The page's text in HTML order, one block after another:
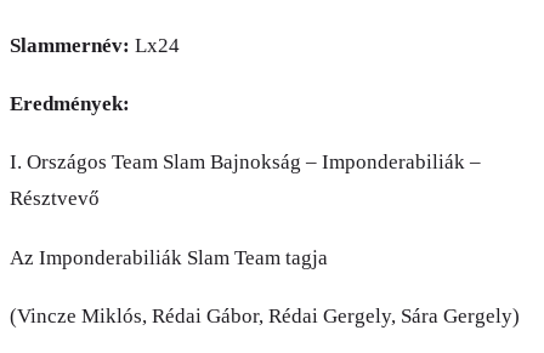
Slammernév: Lx24
Eredmények:
I. Országos Team Slam Bajnokság – Imponderabiliák –
Résztvevő
Az Imponderabiliák Slam Team tagja
(Vincze Miklós, Rédai Gábor, Rédai Gergely, Sára Gergely)